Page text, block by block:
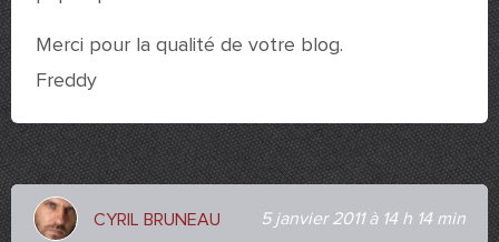
Merci pour la qualité de votre blog.
Freddy
CYRIL BRUNEAU 5 janvier 2011 à 14 h 14 min